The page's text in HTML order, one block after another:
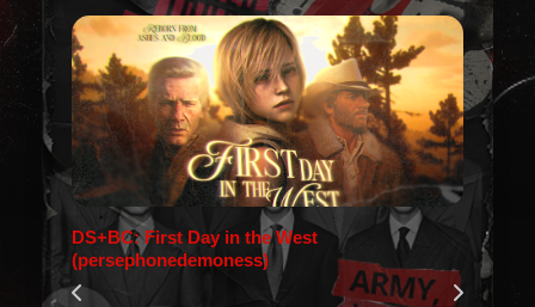
DS+BC: First Day in the West
(persephonedemoness)